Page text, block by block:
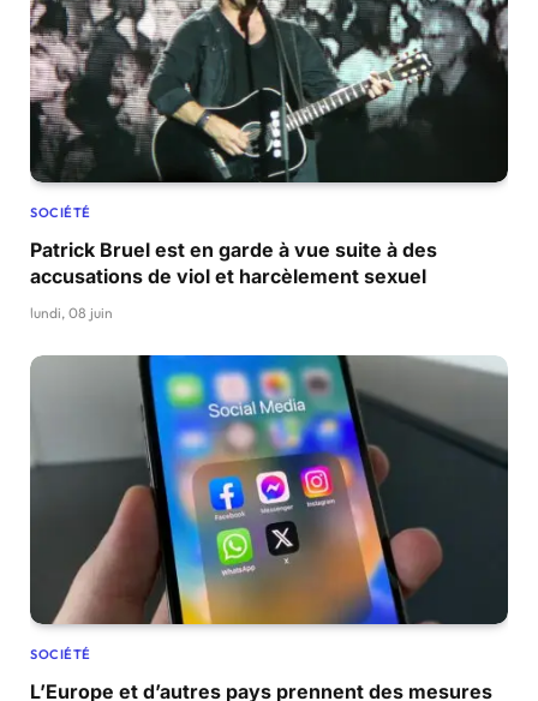
SOCIÉTÉ
Patrick Bruel est en garde à vue suite à des
accusations de viol et harcèlement sexuel
lundi, 08 juin
SOCIÉTÉ
L’Europe et d’autres pays prennent des mesures